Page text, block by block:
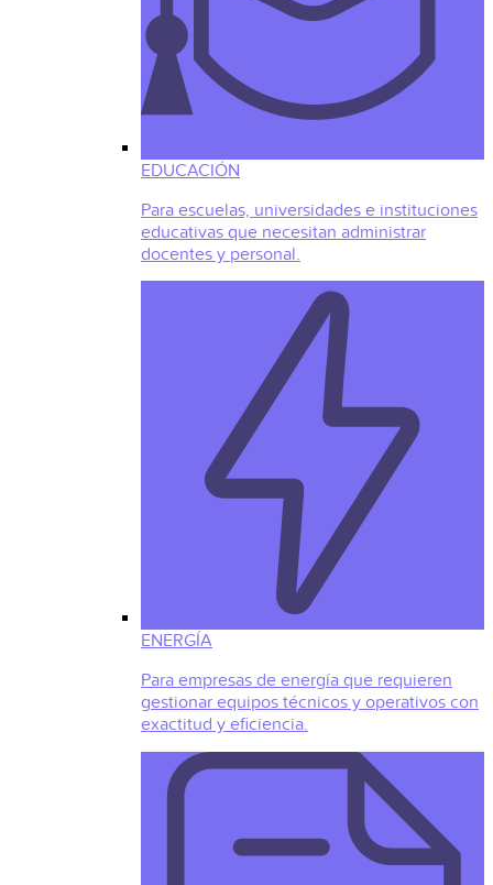
EDUCACIÓN
Para escuelas, universidades e instituciones
educativas que necesitan administrar
docentes y personal.
ENERGÍA
Para empresas de energía que requieren
gestionar equipos técnicos y operativos con
exactitud y eficiencia.